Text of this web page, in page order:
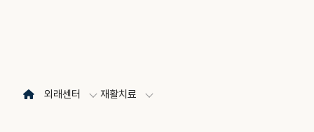
외래센터 재활치료